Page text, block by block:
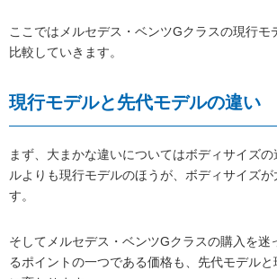
ここではメルセデス・ベンツGクラスの現行モ
比較していきます。
現行モデルと先代モデルの違い
まず、大まかな違いについてはボディサイズ
ルよりも現行モデルのほうが、ボディサイズが
す。
そしてメルセデス・ベンツGクラスの購入を迷
るポイントの一つである価格も、先代モデル